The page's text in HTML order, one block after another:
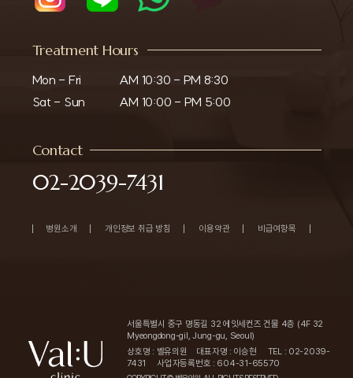
Treatment Hours
Mon - Fri
Sat - Sun
AM 10:30 - PM 8:30
AM 10:00 - PM 5:00
Contact
02-2039-7431
병원소개 개인정보 취급 방침 이용약관 비급여항목
서울특별시 중구 명동길 32 에잇세컨즈 건물 4층 (4F 32
Myeongdong-gil, Jung-gu, Seoul)
상호명 : 벨유의원
대표자명 : 이승현
TEL : 02-2039-
7431
사업자등록번호 : 604-31-65570